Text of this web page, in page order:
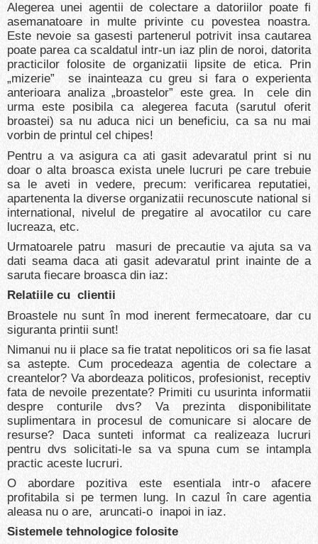
Alegerea unei agentii de colectare a datoriilor poate fi
asemanatoare in multe privinte cu povestea noastra.
Este nevoie sa gasesti partenerul potrivit insa cautarea
poate parea ca scaldatul intr-un iaz plin de noroi, datorita
practicilor folosite de organizatii lipsite de etica. Prin
„mizerie” se inainteaza cu greu si fara o experienta
anterioara analiza „broastelor” este grea. In cele din
urma este posibila ca alegerea facuta (sarutul oferit
broastei) sa nu aduca nici un beneficiu, ca sa nu mai
vorbin de printul cel chipes!
Pentru a va asigura ca ati gasit adevaratul print si nu
doar o alta broasca exista unele lucruri pe care trebuie
sa le aveti in vedere, precum: verificarea reputatiei,
apartenenta la diverse organizatii recunoscute national si
international, nivelul de pregatire al avocatilor cu care
lucreaza, etc.
Urmatoarele patru masuri de precautie va ajuta sa va
dati seama daca ati gasit adevaratul print inainte de a
saruta fiecare broasca din iaz:
Relatiile cu clientii
Broastele nu sunt în mod inerent fermecatoare, dar cu
siguranta printii sunt!
Nimanui nu ii place sa fie tratat nepoliticos ori sa fie lasat
sa astepte. Cum procedeaza agentia de colectare a
creantelor? Va abordeaza politicos, profesionist, receptiv
fata de nevoile prezentate? Primiti cu usurinta informatii
despre conturile dvs? Va prezinta disponibilitate
suplimentara in procesul de comunicare si alocare de
resurse? Daca sunteti informat ca realizeaza lucruri
pentru dvs solicitati-le sa va spuna cum se intampla
practic aceste lucruri.
O abordare pozitiva este esentiala intr-o afacere
profitabila si pe termen lung. In cazul în care agentia
aleasa nu o are, aruncati-o inapoi in iaz.
Sistemele tehnologice folosite